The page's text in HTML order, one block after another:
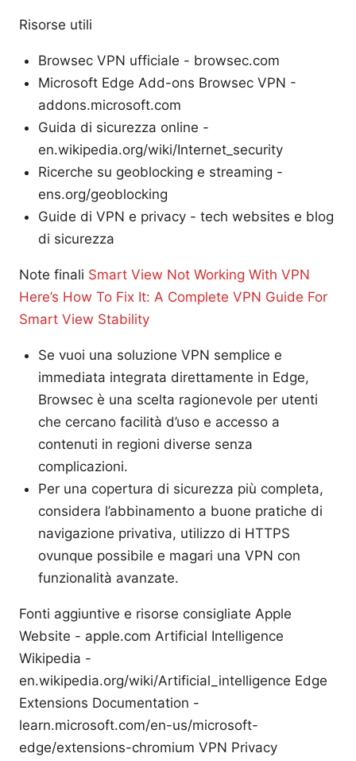
Risorse utili
Browsec VPN ufficiale - browsec.com
Microsoft Edge Add-ons Browsec VPN -
addons.microsoft.com
Guida di sicurezza online -
en.wikipedia.org/wiki/Internet_security
Ricerche su geoblocking e streaming -
ens.org/geoblocking
Guide di VPN e privacy - tech websites e blog
di sicurezza
Note finali Smart View Not Working With VPN
Here’s How To Fix It: A Complete VPN Guide For
Smart View Stability
Se vuoi una soluzione VPN semplice e
immediata integrata direttamente in Edge,
Browsec è una scelta ragionevole per utenti
che cercano facilità d’uso e accesso a
contenuti in regioni diverse senza
complicazioni.
Per una copertura di sicurezza più completa,
considera l’abbinamento a buone pratiche di
navigazione privativa, utilizzo di HTTPS
ovunque possibile e magari una VPN con
funzionalità avanzate.
Fonti aggiuntive e risorse consigliate Apple
Website - apple.com Artificial Intelligence
Wikipedia -
en.wikipedia.org/wiki/Artificial_intelligence Edge
Extensions Documentation -
learn.microsoft.com/en-us/microsoft-
edge/extensions-chromium VPN Privacy